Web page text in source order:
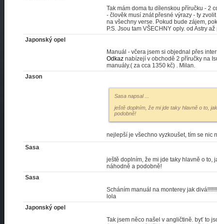
Tak mám doma tu dílenskou příručku - 2
- člověk musí znát přesné výrazy - ty
na všechny verse. Pokud bude zájem,
P.S. Jsou tam VŠECHNY oply. od Astry až
Japonský opel
Manuál - včera jsem si objednal přes
Odkaznabízejí v obchodě 2 příručky na
manuály.( za cca 1350 kč) . Milan.
Jason
Sasa napsal...
ještě doplním, že mi jde taky hlavně o to,
podobně!
nejlepší je všechno vyzkoušet, tím se nic
Sasa
ještě doplním, že mi jde taky hlavně o to,
náhodně a podobně!
Sasa
Scháním manuál na monterey jak
lola
Japonský opel
Tak jsem něco našel v angličtině. byť to